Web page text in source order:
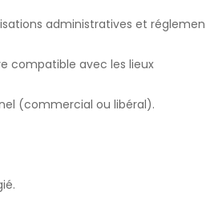
administratives et
compatible avec les lieux
(commercial ou libéral).